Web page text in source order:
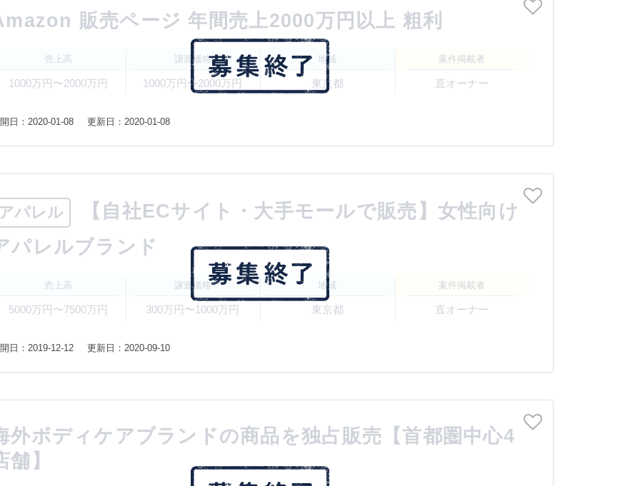
販売ページ 年間売上2000万円以上 粗利
売上高
1000万円〜2000万円
譲渡価格
1000万円〜2000万円
地域
東京都
案件掲載者
直オーナー
日：2020-01-08 更新日：2020-01-08
パレル
【自社ECサイト・大手モールで販売】女性向け
パレルブランド
売上高
5000万円〜7500万円
譲渡価格
300万円〜1000万円
地域
東京都
案件掲載者
直オーナー
日：2019-12-12 更新日：2020-09-10
外ボディケアブランドの商品を独占販売【首都圏中心4
舗】